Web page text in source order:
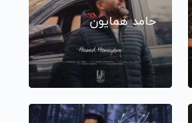
حامد همایون